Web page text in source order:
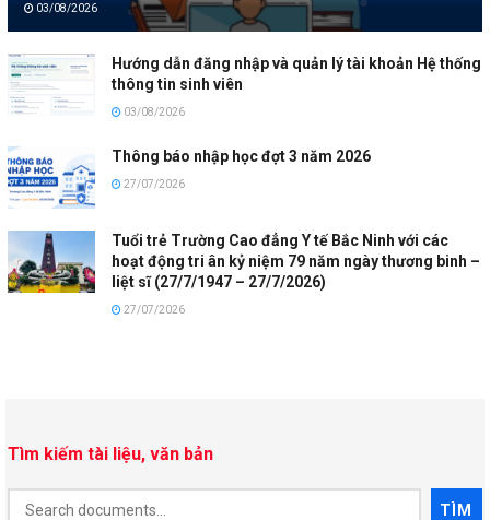
03/08/2026
Hướng dẫn đăng nhập và quản lý tài khoản Hệ thống
thông tin sinh viên
03/08/2026
Thông báo nhập học đợt 3 năm 2026
27/07/2026
Tuổi trẻ Trường Cao đẳng Y tế Bắc Ninh với các
hoạt động tri ân kỷ niệm 79 năm ngày thương binh –
liệt sĩ (27/7/1947 – 27/7/2026)
27/07/2026
Tìm kiếm tài liệu, văn bản
TÌM